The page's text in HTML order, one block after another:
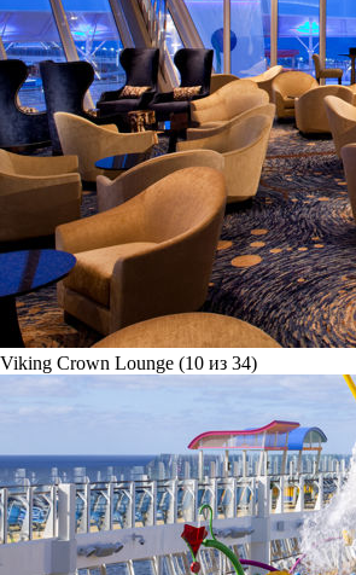
Viking Crown Lounge (10 из 34)